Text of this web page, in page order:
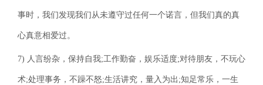
事时，我们发现我们从未遵守过任何一个诺言，但我们真的真
心真意相爱过。
7) 人言纷杂，保持自我;工作勤奋，娱乐适度;对待朋友，不玩心
术;处理事务，不躁不怒;生活讲究，量入为出;知足常乐，一生